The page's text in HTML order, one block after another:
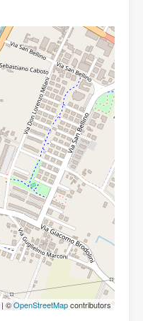
| ©OpenStreetMapcontributors